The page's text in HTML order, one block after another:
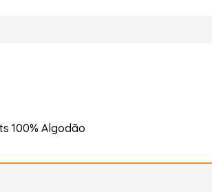
100% Algodão